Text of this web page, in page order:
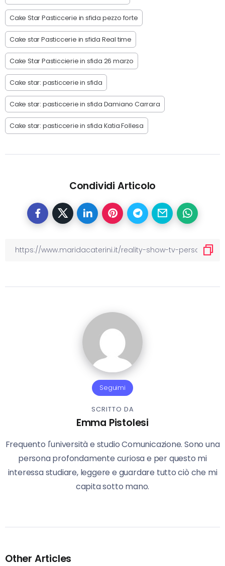
Cake Star Pasticcerie in sfida pezzo forte
Cake star Pasticcerie in sfida Real time
Cake Star Pasticcierie in sfida 26 marzo
Cake star: pasticcerie in sfida
Cake star: pasticcerie in sfida Damiano Carrara
Cake star: pasticcerie in sfida Katia Follesa
Condividi Articolo
Seguimi
SCRITTO DA
Emma Pistolesi
Frequento l'università e studio Comunicazione. Sono una
persona profondamente curiosa e per questo mi
interessa studiare, leggere e guardare tutto ciò che mi
capita sotto mano.
Other Articles